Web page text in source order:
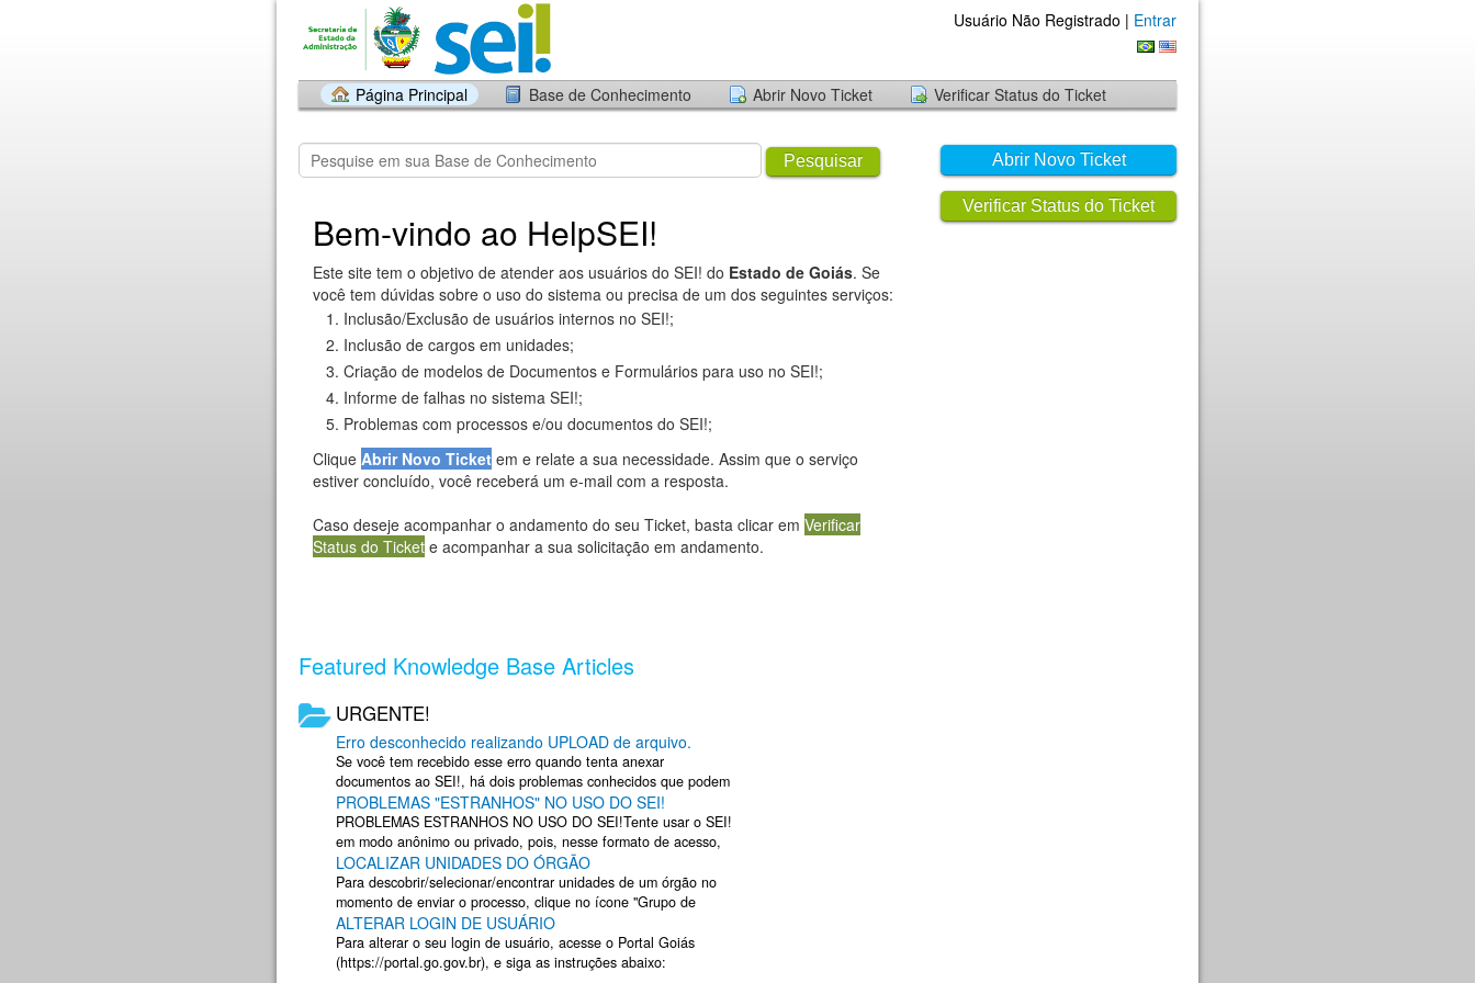
Usuário Não Registrado | Entrar
Página Principal Base de Conhecimento Abrir Novo Ticket Verificar Status do Ticket
Abrir Novo Ticket
Verificar Status do Ticket
Pesquisar
Bem-vindo ao HelpSEI!
Este site tem o objetivo de atender aos usuários do SEI! do Estado de Goiás. Se
você tem dúvidas sobre o uso do sistema ou precisa de um dos seguintes serviços:
Inclusão/Exclusão de usuários internos no SEI!;
Inclusão de cargos em unidades;
Criação de modelos de Documentos e Formulários para uso no SEI!;
Informe de falhas no sistema SEI!;
Problemas com processos e/ou documentos do SEI!;
Clique Abrir Novo Ticketem e relate a sua necessidade. Assim que o serviço
estiver concluído, você receberá um e-mail com a resposta.
Caso deseje acompanhar o andamento do seu Ticket, basta clicar em Verificar
Status do Tickete acompanhar a sua solicitação em andamento.
Featured Knowledge Base Articles
URGENTE!
Erro desconhecido realizando UPLOAD de arquivo.
Se você tem recebido esse erro quando tenta anexar
documentos ao SEI!, há dois problemas conhecidos que podem
dificultar o uso do sistema e o ...
PROBLEMAS "ESTRANHOS" NO USO DO SEI!
PROBLEMAS ESTRANHOS NO USO DO SEI!Tente usar o SEI!
em modo anônimo ou privado, pois, nesse formato de acesso,
os plugins do navegador são ...
LOCALIZAR UNIDADES DO ÓRGÃO
Para descobrir/selecionar/encontrar unidades de um órgão no
momento de enviar o processo, clique no ícone "Grupo de
Envio", ao lado da lupa de ...
ALTERAR LOGIN DE USUÁRIO
Para alterar o seu login de usuário, acesse o Portal Goiás
(https://portal.go.gov.br), e siga as instruções abaixo: